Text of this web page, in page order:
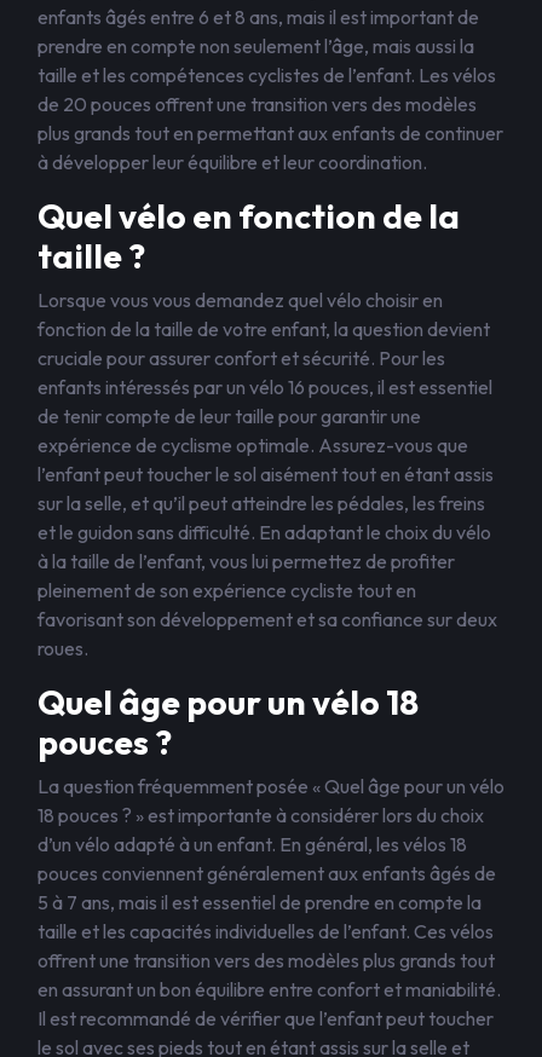
enfants âgés entre 6 et 8 ans, mais il est important de
prendre en compte non seulement l’âge, mais aussi la
taille et les compétences cyclistes de l’enfant. Les vélos
de 20 pouces offrent une transition vers des modèles
plus grands tout en permettant aux enfants de continuer
à développer leur équilibre et leur coordination.
Quel vélo en fonction de la
taille ?
Lorsque vous vous demandez quel vélo choisir en
fonction de la taille de votre enfant, la question devient
cruciale pour assurer confort et sécurité. Pour les
enfants intéressés par un vélo 16 pouces, il est essentiel
de tenir compte de leur taille pour garantir une
expérience de cyclisme optimale. Assurez-vous que
l’enfant peut toucher le sol aisément tout en étant assis
sur la selle, et qu’il peut atteindre les pédales, les freins
et le guidon sans difficulté. En adaptant le choix du vélo
à la taille de l’enfant, vous lui permettez de profiter
pleinement de son expérience cycliste tout en
favorisant son développement et sa confiance sur deux
roues.
Quel âge pour un vélo 18
pouces ?
La question fréquemment posée « Quel âge pour un vélo
18 pouces ? » est importante à considérer lors du choix
d’un vélo adapté à un enfant. En général, les vélos 18
pouces conviennent généralement aux enfants âgés de
5 à 7 ans, mais il est essentiel de prendre en compte la
taille et les capacités individuelles de l’enfant. Ces vélos
offrent une transition vers des modèles plus grands tout
en assurant un bon équilibre entre confort et maniabilité.
Il est recommandé de vérifier que l’enfant peut toucher
le sol avec ses pieds tout en étant assis sur la selle et